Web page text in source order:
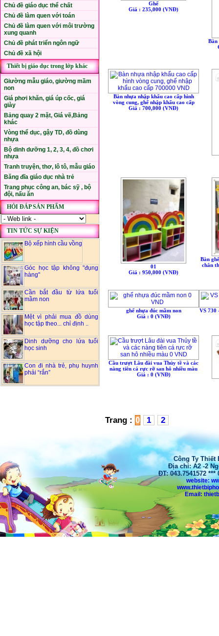
Chủ đề giáo dục thể chất
Chủ đề làm quen với toán
Chủ đề làm quen với môi trường
xung quanh
Chủ đề phát triển ngôn ngữ
Chủ đề xã hội
Thiết bị giáo dục trong lớp khác
Giường mẫu giáo, giường mầm
non
Giá phơi khăn, giá úp cốc, giá
giày
Bảng quay 2 mặt, Giá vẽ,Bảng
khác
Vòng thể dục, gậy TD, đồ dùng
nhựa
Bộ dinh dưỡng 1, 2, 3, 4, đồ chơi
nhựa
Tranh truyện, thơ, lô tô, mẫu giáo
Băng đĩa giáo dục nhà trẻ
Trang phục công an, bác sỹ , bộ
đội, nấu ăn
HỎI ĐÁP SẢN PHẨM
TIN TỨC SỰ KIỆN
Bộ xếp hình cầu vồng
Góc học tập không "đụng
hàng"
Cần bắt đầu từ lứa tuổi
mầm non
Mệt vì phải mua đồ dùng
học tập theo... chỉ định ..
Dinh dưỡng cho lứa tuổi
học sinh
Con đi nhà trẻ, phụ huynh
phải “rắn”
Ghế
Giá : 235,000 (VNÐ)
Bàn
Bàn nhựa nhập khẩu cao cấp hình
vòng cung, ghế nhập khẩu cao cấp
Giá : 700,000 (VNÐ)
01
Giá : 950,000 (VNÐ)
Bàn
chân
ghế nhựa đúc mầm non
Giá : 0 (VNÐ)
VS 730
Cầu trượt Lâu đài vua Thủy tề và các
nàng tiên cá rực rỡ san hô nhiều màu
Giá : 0 (VNÐ)
Trang : 0 1 2
Công Ty Thiết
Địa chỉ: A2 -2
ĐT: 043.7541572 ***
website:
Email: